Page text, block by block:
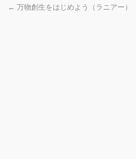
← 万物創生をはじめよう（ラニアー）